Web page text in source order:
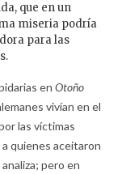
que en un
miseria podría
para las
en Otoño
vivían en el
las víctimas
a quienes aceitaron
pero en